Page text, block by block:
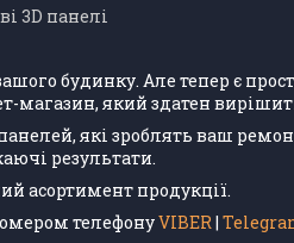
3D панелі
будинку. Але тепер є
магазин, який здатен
які зроблять ваш
результати.
асортимент продукції.
телефонуVIBER|